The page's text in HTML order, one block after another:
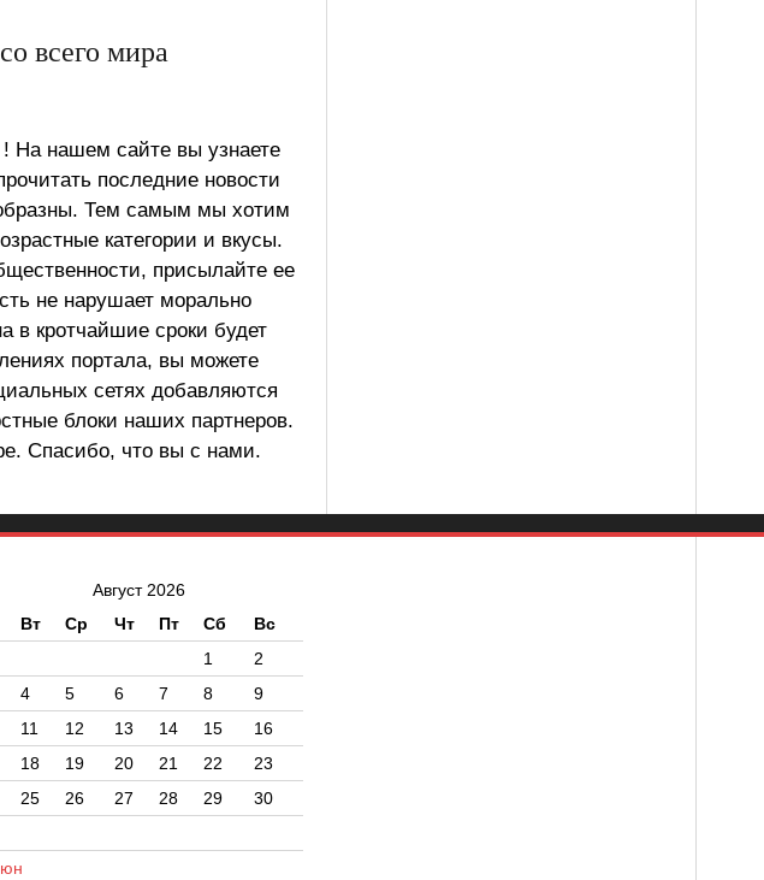
всего мира
! На нашем сайте вы узнаете
последние новости
Тем самым мы хотим
категории и вкусы.
присылайте ее
не нарушает морально
в кротчайшие сроки будет
портала, вы можете
сетях добавляются
блоки наших партнеров.
Спасибо, что вы с нами.
Август 2026
Вт Ср Чт Пт Сб Вс
1
2
4 5 6 7 8
9
11 12 13 14 15
16
18 19 20 21 22
23
25 26 27 28 29
30